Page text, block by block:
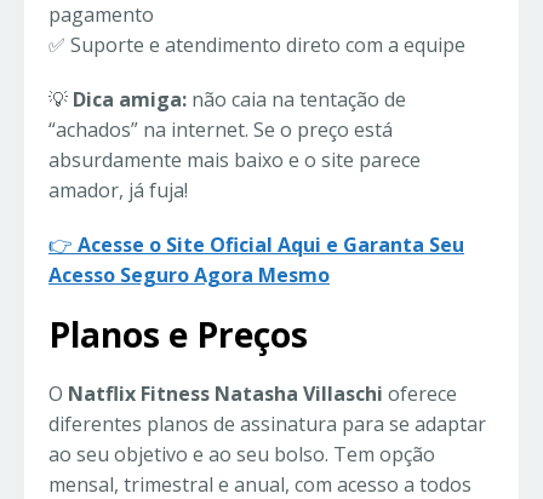
pagamento
✅ Suporte e atendimento direto com a equipe
💡 Dica amiga: não caia na tentação de
“achados” na internet. Se o preço está
absurdamente mais baixo e o site parece
amador, já fuja!
👉 Acesse o Site Oficial Aqui e Garanta Seu
Acesso Seguro Agora Mesmo
Planos e Preços
O Natflix Fitness Natasha Villaschi oferece
diferentes planos de assinatura para se adaptar
ao seu objetivo e ao seu bolso. Tem opção
mensal, trimestral e anual, com acesso a todos